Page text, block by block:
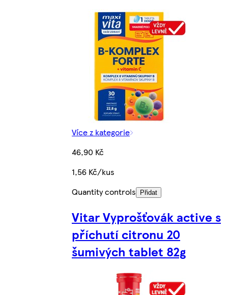
Více z kategorie
46,90 Kč
1,56 Kč/kus
Quantity controls
Přidat
Vitar Vyprošťovák active s
příchutí citronu 20
šumivých tablet 82g